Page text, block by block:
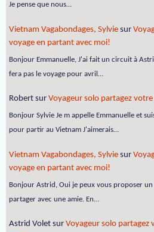
Je pense que nous…
Vietnam Vagabondages, Sylvie sur
voyage en partant avec moi!
Bonjour Emmanuelle, J'ai fait un circuit à
fera pas le voyage pour avril…
Robert sur Voyageur solo partagez
Bonjour Sylvie Je m appelle Emmanuelle et
pour partir au Vietnam J'aimerais…
Vietnam Vagabondages, Sylvie sur
voyage en partant avec moi!
Bonjour Astrid, Oui je peux vous proposer
partager avec une amie. En…
Astrid Volet sur Voyageur solo partagez